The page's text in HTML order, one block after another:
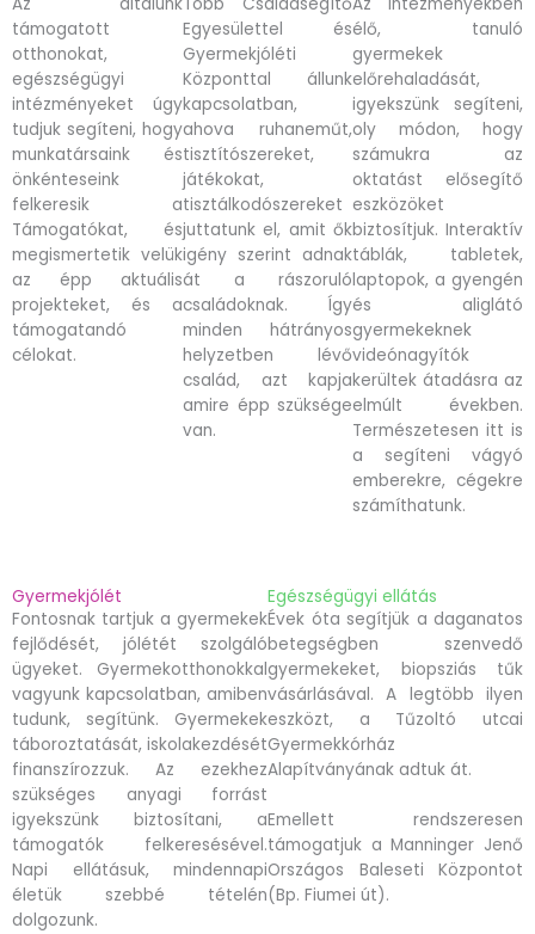
támogatott
otthonokat,
egészségügyi
intézményeket úgy
tudjuk segíteni, hogy
munkatársaink és
önkénteseink
felkeresik a
Támogatókat, és
megismertetik velük
az épp aktuális
projekteket, és a
támogatandó
célokat.
Egyesülettel és
Gyermekjóléti
Központtal állunk
kapcsolatban,
ahova ruhaneműt,
tisztítószereket,
játékokat,
tisztálkodószereket
juttatunk el, amit ők
igény szerint adnak
át a rászoruló
családoknak. Így
minden hátrányos
helyzetben lévő
család, azt kapja
amire épp szüksége
van.
élő, tanuló
gyermekek
előrehaladását,
igyekszünk segíteni,
oly módon, hogy
számukra az
oktatást elősegítő
eszközöket
biztosítjuk. Interaktív
táblák, tabletek,
laptopok, a gyengén
és aliglátó
gyermekeknek
videónagyítók
kerültek átadásra az
elmúlt években.
Természetesen itt is
a segíteni vágyó
emberekre, cégekre
számíthatunk.
Gyermekjólét
Fontosnak tartjuk a gyermekek
fejlődését, jólétét szolgáló
ügyeket. Gyermekotthonokkal
vagyunk kapcsolatban, amiben
tudunk, segítünk. Gyermekek
táboroztatását, iskolakezdését
finanszírozzuk. Az ezekhez
szükséges anyagi forrást
igyekszünk biztosítani, a
támogatók felkeresésével.
Napi ellátásuk, mindennapi
életük szebbé tételén
dolgozunk.
Egészségügyi ellátás
Évek óta segítjük a daganatos
betegségben szenvedő
gyermekeket, biopsziás tűk
vásárlásával. A legtöbb ilyen
eszközt, a Tűzoltó utcai
Gyermekkórház
Alapítványának adtuk át.
Emellett rendszeresen
támogatjuk a Manninger Jenő
Országos Baleseti Központot
(Bp. Fiumei út).